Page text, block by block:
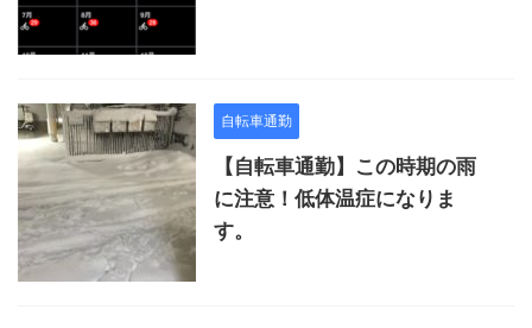
自転車通勤
【自転車通勤】この時期の雨
に注意！低体温症になりま
す。